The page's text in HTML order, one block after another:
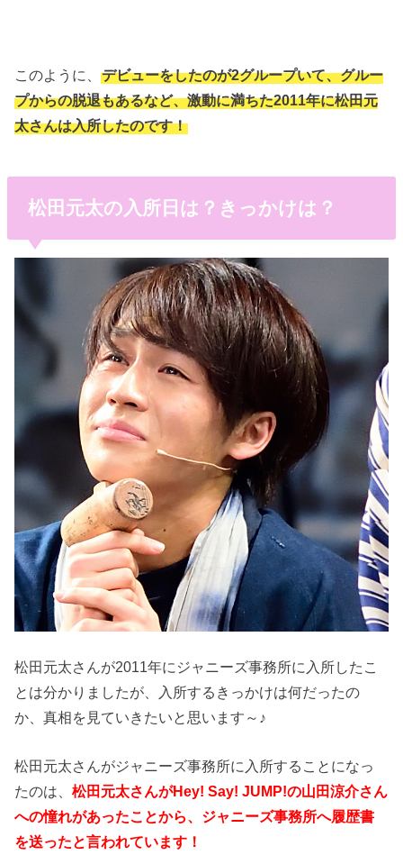
このように、デビューをしたのが2グループいて、グルー
プからの脱退もあるなど、激動に満ちた2011年に松田元
太さんは入所したのです！
松田元太の入所日は？きっかけは？
松田元太さんが2011年にジャニーズ事務所に入所したこ
とは分かりましたが、入所するきっかけは何だったの
か、真相を見ていきたいと思います～♪
松田元太さんがジャニーズ事務所に入所することになっ
たのは、松田元太さんがHey! Say! JUMP!の山田涼介さん
への憧れがあったことから、ジャニーズ事務所へ履歴書
を送ったと言われています！